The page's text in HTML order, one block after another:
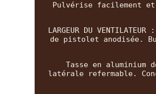
Pulvérise facilement
LARGEUR DU
de pistolet anodisée.
Tasse en
latérale refermable.